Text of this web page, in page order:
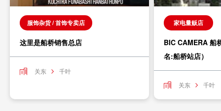
服饰杂货 / 首饰专卖店
这里是船桥销售总店
关东 千叶
家电量贩店
BIC CAMERA 船
名:船桥站店）
关东 千叶